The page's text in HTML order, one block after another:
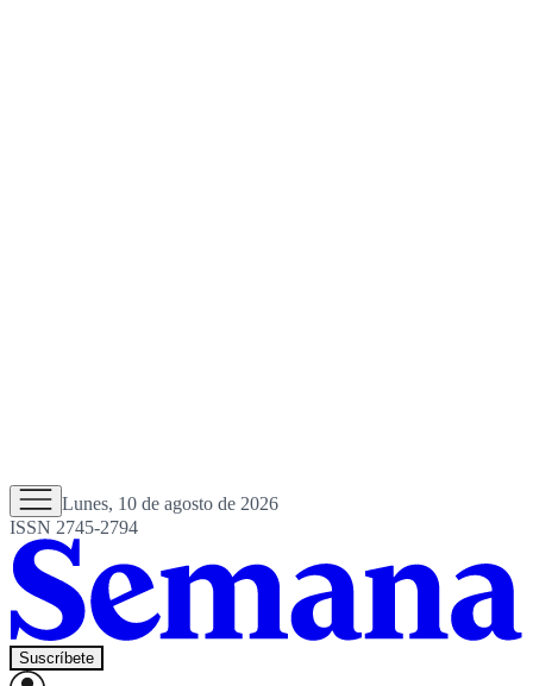
Lunes, 10 de agosto de 2026
ISSN 2745-2794
Suscríbete